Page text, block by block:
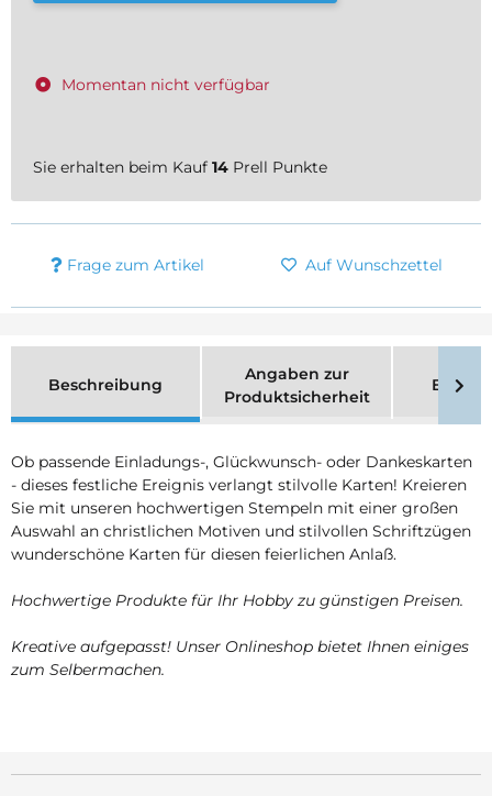
Momentan nicht verfügbar
Sie erhalten beim Kauf 14 Prell Punkte
Frage zum Artikel Auf Wunschzettel
Beschreibung
Angaben zur
Produktsicherheit
Ob passende Einladungs-, Glückwunsch- oder Dankeskarten
- dieses festliche Ereignis verlangt stilvolle Karten! Kreieren
Sie mit unseren hochwertigen Stempeln mit einer großen
Auswahl an christlichen Motiven und stilvollen Schriftzügen
wunderschöne Karten für diesen feierlichen Anlaß.
Hochwertige Produkte für Ihr Hobby zu günstigen Preisen.
Kreative aufgepasst! Unser Onlineshop bietet Ihnen einiges
zum Selbermachen.